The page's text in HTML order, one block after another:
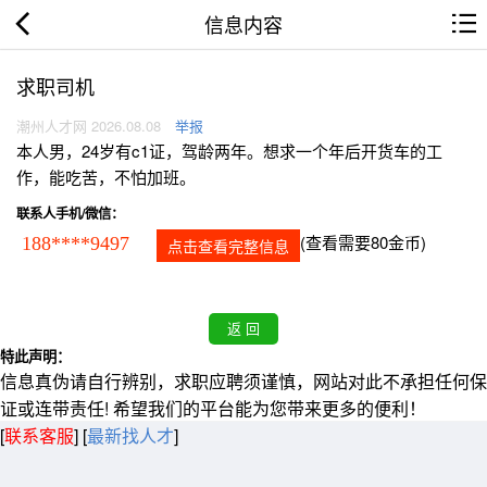
信息内容
求职司机
潮州人才网 2026.08.08 举报
本人男，24岁有c1证，驾龄两年。想求一个年后开货车的工
作，能吃苦，不怕加班。
联系人手机/微信：
188****9497 点击查看完整信息 (查看需要80金币)
特此声明：
信息真伪请自行辨别，求职应聘须谨慎，网站对此不承担任何保
证或连带责任! 希望我们的平台能为您带来更多的便利！
[联系客服] [最新找人才]